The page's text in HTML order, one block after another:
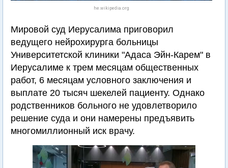
he.wikipedia.org
Мировой суд Иерусалима приговорил
ведущего нейрохирурга больницы
Университетской клиники "Адаса Эйн-Карем" в
Иерусалиме к трем месяцам общественных
работ, 6 месяцам условного заключения и
выплате 20 тысяч шекелей пациенту. Однако
родственников больного не удовлетворило
решение суда и они намерены предъявить
многомиллионный иск врачу.